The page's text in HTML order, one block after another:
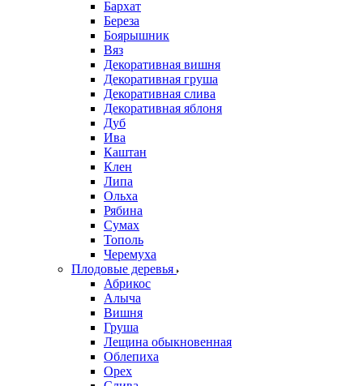
Бархат
Береза
Боярышник
Вяз
Декоративная вишня
Декоративная груша
Декоративная слива
Декоративная яблоня
Дуб
Ива
Каштан
Клен
Липа
Ольха
Рябина
Сумах
Тополь
Черемуха
Плодовые деревья
Абрикос
Алыча
Вишня
Груша
Лещина обыкновенная
Облепиха
Орех